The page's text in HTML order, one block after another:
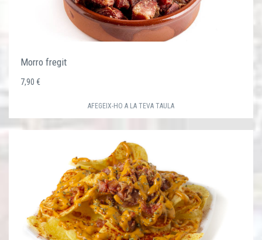
Morro fregit
7,90 €
AFEGEIX-HO A LA TEVA TAULA